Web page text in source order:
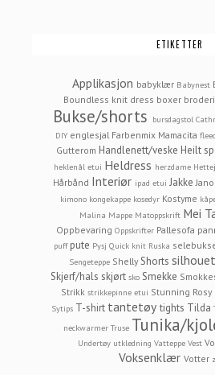
ETIKETTER
Applikasjon babyklær Babynest
Boundless knit dress boxer
Bukse/shorts bursdagstol
DIY englesjal Farbenmix Mamacita
Gutterom Handlenett/veske Heilt
heklenål etui Heldress herzdame
Hårbånd Interiør ipad etui Jakke
kimono kongekappe kosedyr Kostyme
Malina Mappe Matoppskrift Mei
Oppbevaring Oppskrifter Pallesofa
puff pute Pysj Quick knit Ruska
Sengeteppe Shelly Shorts
Skjerf/hals skjørt sko Smekke
Strikk strikkepinne etui Stunning Rosy
Sytips T-shirt tantetøy tights Tilda
neckwarmer Truse Tunika/
Undertøy utkledning Vatteppe Vest
Voksenklær Votter